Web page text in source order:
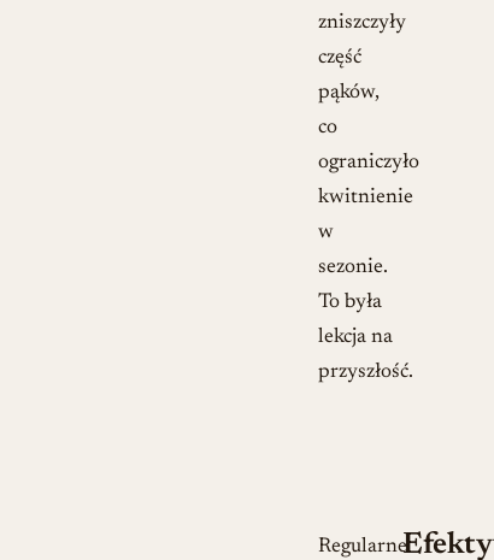
zniszczyły
część
pąków,
co
ograniczyło
kwitnienie
w
sezonie.
To była
lekcja na
przyszłość.
Regularne